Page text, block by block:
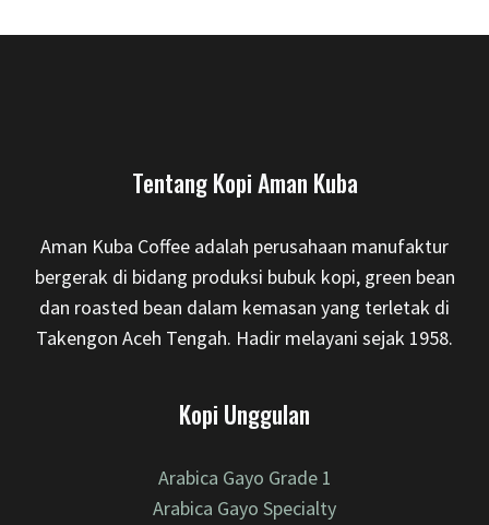
Tentang Kopi Aman Kuba
Aman Kuba Coffee adalah perusahaan manufaktur
bergerak di bidang produksi bubuk kopi, green bean
dan roasted bean dalam kemasan yang terletak di
Takengon Aceh Tengah. Hadir melayani sejak 1958.
Kopi Unggulan
Arabica Gayo Grade 1
Arabica Gayo Specialty